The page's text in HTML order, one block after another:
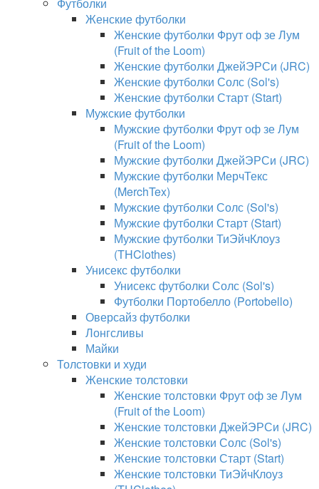
Женские футболки
Женские футболки Фрут оф зе Лум
(Fruit of the Loom)
Женские футболки ДжейЭРСи (JRC)
Женские футболки Солс (Sol's)
Женские футболки Старт (Start)
Мужские футболки
Мужские футболки Фрут оф зе Лум
(Fruit of the Loom)
Мужские футболки ДжейЭРСи (JRC)
Мужские футболки МерчТекс
(MerchTex)
Мужские футболки Солс (Sol's)
Мужские футболки Старт (Start)
Мужские футболки ТиЭйчКлоуз
(THClothes)
Унисекс футболки
Унисекс футболки Солс (Sol's)
Футболки Портобелло (Portobello)
Оверсайз футболки
Лонгсливы
Майки
Толстовки и худи
Женские толстовки
Женские толстовки Фрут оф зе Лум
(Fruit of the Loom)
Женские толстовки ДжейЭРСи (JRC)
Женские толстовки Солс (Sol's)
Женские толстовки Старт (Start)
Женские толстовки ТиЭйчКлоуз